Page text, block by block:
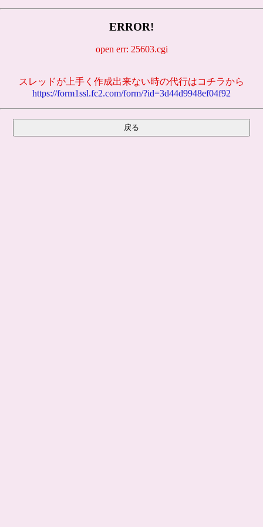
ERROR!
open err: 25603.cgi
スレッドが上手く作成出来ない時の代行はコチラから
https://form1ssl.fc2.com/form/?id=3d44d9948ef04f92